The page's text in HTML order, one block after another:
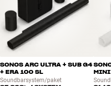
SONOS ARC ULTRA + SUB G4
+ ERA 100 SL
Soundbarsystem/paket
MINI